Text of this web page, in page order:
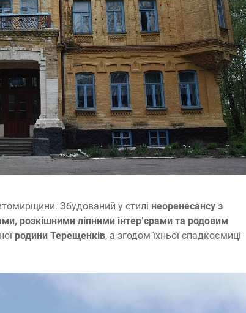
Збудований у стилі неоренесансу з
розкішними ліпними інтер’єрами та родовим
родини Терещенків, а згодом їхньої спадкоємиці